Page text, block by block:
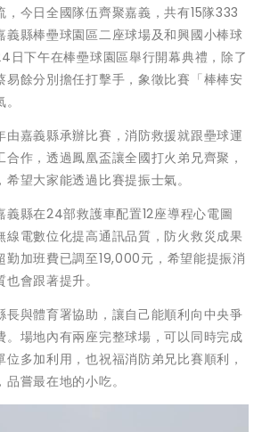
，今日全國隊伍齊聚嘉義，共有15隊333
義縣棒壘球園區二座球場及和興國小棒球
日下午在棒壘球園區舉行開幕典禮，除了
易餘分別擔任打擊手，象徵比賽「棒棒安
由嘉義縣承辦比賽，消防救援就跟壘球運
作，透過鳳凰盃讓全國打火弟兄齊聚，
望大家能透過比賽提振士氣。
義縣在24部救護車配置12座導程心電圖
線電數位化提高通訊品質，防火救災成果
勤加班費已調至19,000元，希望能提振消
會跟著提升。
長與體育署協助，讓自己能順利向中央爭
。場地內有兩座完整球場，可以同時完成
多加利用，也祝福消防弟兄比賽順利，
嘗最在地的小吃。